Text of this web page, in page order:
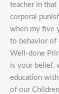
teacher in
corporal
when my five
to behavior of
Well-done
is your belief,
education
of our